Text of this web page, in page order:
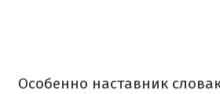
Особенно наставник